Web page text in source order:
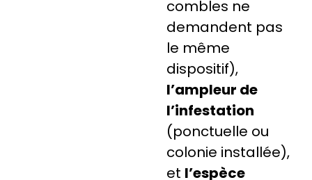
combles ne
demandent pas
le même
dispositif),
l’ampleur de
l’infestation
(ponctuelle ou
colonie installée),
et l’espèce